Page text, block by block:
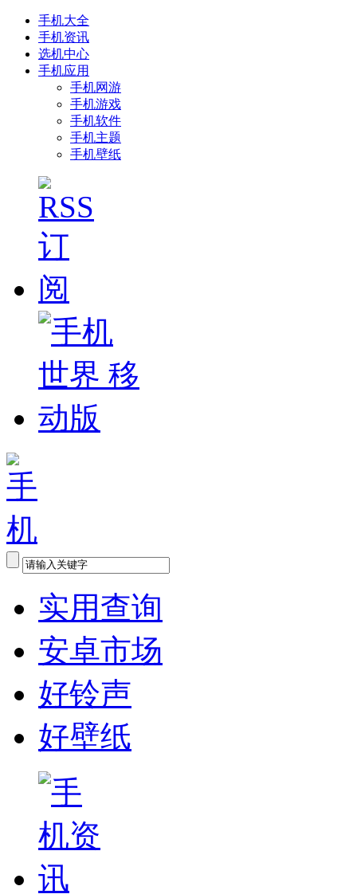
手机大全
手机资讯
选机中心
手机应用
手机网游
手机游戏
手机软件
手机主题
手机壁纸
实用查询
安卓市场
好铃声
好壁纸